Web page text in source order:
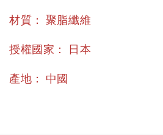
材質 ： 聚脂纖維
授權國家 ： 日本
產地 ： 中國